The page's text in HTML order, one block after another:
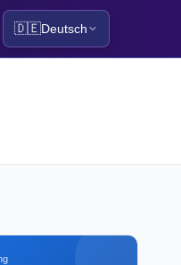
🇩🇪Deutsch